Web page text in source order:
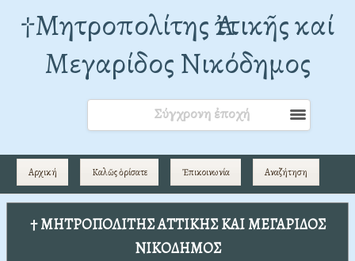
†Mητροπολίτης Ἀττικῆς καί
Μεγαρίδος Νικόδημος
Σύγχρονη ἐποχή
Αρχική Καλῶς ὁρίσατε Ἐπικοινωνία Αναζήτηση
† ΜΗΤΡΟΠΟΛΙΤΗΣ ΑΤΤΙΚΗΣ ΚΑΙ ΜΕΓΑΡΙΔΟΣ
ΝΙΚΟΔΗΜΟΣ